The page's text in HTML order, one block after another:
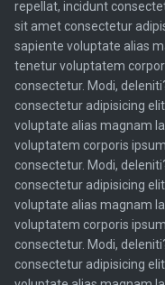
repellat, incidunt
sit amet consectetur
sapiente voluptate alias
tenetur voluptatem
consectetur. Modi,
consectetur adipisicing
voluptate alias magnam
voluptatem corporis
consectetur. Modi,
consectetur adipisicing
voluptate alias magnam
voluptatem corporis
consectetur. Modi,
consectetur adipisicing